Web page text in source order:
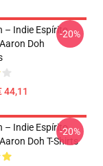
– Indie Espírito
Doh
44,11
-20%
– Indie Espírito
Doh T-Shirts
-20%